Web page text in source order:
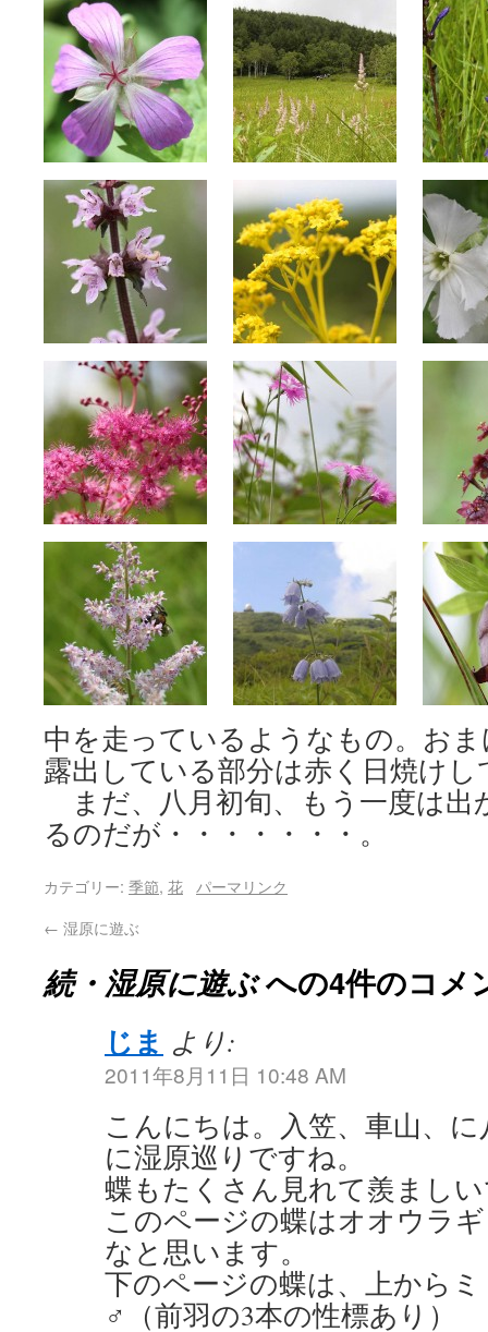
中を走っているようなもの。お
露出している部分は赤く日焼け
まだ、八月初旬、もう一度は出
るのだが・・・・・・・。
カテゴリー: 季節, 花
パーマリンク
← 湿原に遊ぶ
続・湿原に遊ぶへの4件のコメ
じま より:
2011年8月11日 10:48 AM
こんにちは。入笠、車山、
に湿原巡りですね。
蝶もたくさん見れて羨まし
このページの蝶はオオウラ
なと思います。
下のページの蝶は、上から
♂（前羽の3本の性標あり）